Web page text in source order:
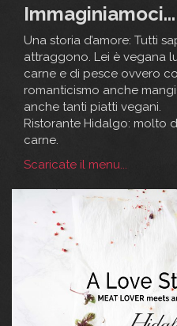
Immaginiamoci...
Una storia d’amore: Tutti
attraggono. Lei è vegana
carne e di pesce ovvero
romanticismo anche
anche tanti piatti vegani.
Ristorante Hidalgo: molto
carne.
Scaricate il menu...